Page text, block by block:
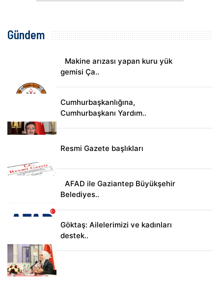
Gündem
Makine arızası yapan kuru yük
gemisi Ça..
Cumhurbaşkanlığına,
Cumhurbaşkanı Yardım..
Resmi Gazete başlıkları
AFAD ile Gaziantep Büyükşehir
Belediyes..
Göktaş: Ailelerimizi ve kadınları
destek..